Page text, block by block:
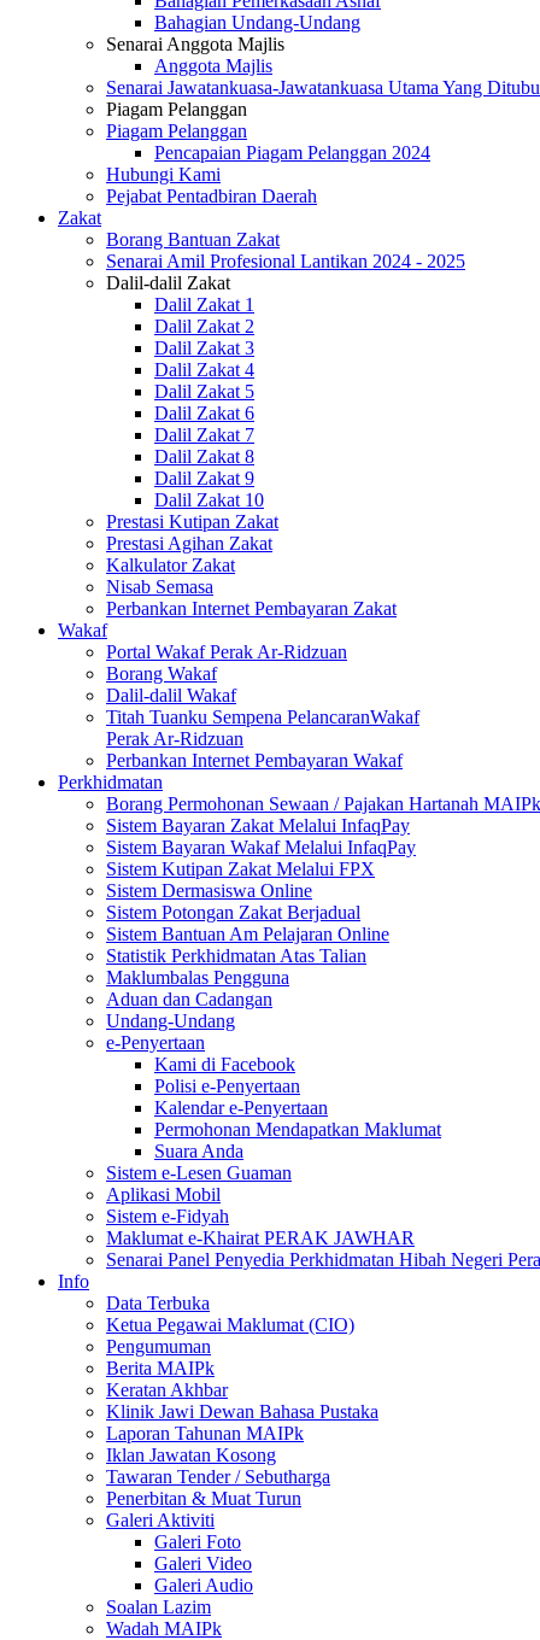
Bahagian Undang-Undang
Senarai Anggota Majlis
Anggota Majlis
Senarai Jawatankuasa-Jawatankuasa Utama Yang
Piagam Pelanggan
Piagam Pelanggan
Pencapaian Piagam Pelanggan 2024
Hubungi Kami
Pejabat Pentadbiran Daerah
Zakat
Borang Bantuan Zakat
Senarai Amil Profesional Lantikan 2024 - 2025
Dalil-dalil Zakat
Dalil Zakat 1
Dalil Zakat 2
Dalil Zakat 3
Dalil Zakat 4
Dalil Zakat 5
Dalil Zakat 6
Dalil Zakat 7
Dalil Zakat 8
Dalil Zakat 9
Dalil Zakat 10
Prestasi Kutipan Zakat
Prestasi Agihan Zakat
Kalkulator Zakat
Nisab Semasa
Perbankan Internet Pembayaran Zakat
Wakaf
Portal Wakaf Perak Ar-Ridzuan
Borang Wakaf
Dalil-dalil Wakaf
Titah Tuanku Sempena PelancaranWakaf
Perak Ar-Ridzuan
Perbankan Internet Pembayaran Wakaf
Perkhidmatan
Borang Permohonan Sewaan / Pajakan Hartanah MAIPk
Sistem Bayaran Zakat Melalui InfaqPay
Sistem Bayaran Wakaf Melalui InfaqPay
Sistem Kutipan Zakat Melalui FPX
Sistem Dermasiswa Online
Sistem Potongan Zakat Berjadual
Sistem Bantuan Am Pelajaran Online
Statistik Perkhidmatan Atas Talian
Maklumbalas Pengguna
Aduan dan Cadangan
Undang-Undang
e-Penyertaan
Kami di Facebook
Polisi e-Penyertaan
Kalendar e-Penyertaan
Permohonan Mendapatkan Maklumat
Suara Anda
Sistem e-Lesen Guaman
Aplikasi Mobil
Sistem e-Fidyah
Maklumat e-Khairat PERAK JAWHAR
Senarai Panel Penyedia Perkhidmatan Hibah Negeri
Info
Data Terbuka
Ketua Pegawai Maklumat (CIO)
Pengumuman
Berita MAIPk
Keratan Akhbar
Klinik Jawi Dewan Bahasa Pustaka
Laporan Tahunan MAIPk
Iklan Jawatan Kosong
Tawaran Tender / Sebutharga
Penerbitan & Muat Turun
Galeri Aktiviti
Galeri Foto
Galeri Video
Galeri Audio
Soalan Lazim
Wadah MAIPk